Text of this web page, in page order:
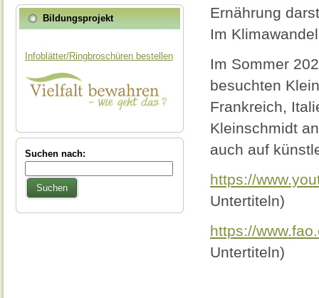
Bildungsprojekt
Infoblätter/Ringbroschüren bestellen
Suchen nach:
Suchen
Ernährung
Im
Im Sommer
besuchten
Frankreich,
Kleinschmidt
auch auf
https://
Untertiteln)
https://
Untertiteln)